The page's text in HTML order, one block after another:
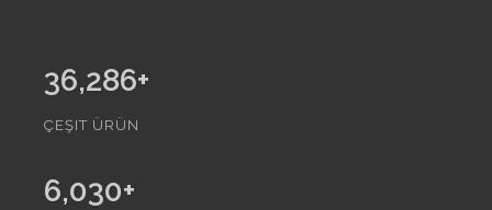
36,286+
ÇEŞIT ÜRÜN
6,030+